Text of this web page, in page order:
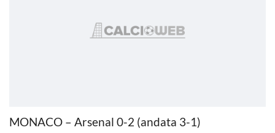
MONACO – Arsenal 0-2 (andata 3-1)